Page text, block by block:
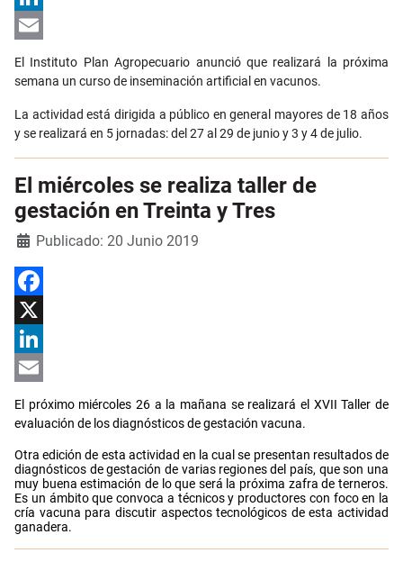
LinkedIn
Email
El Instituto Plan Agropecuario anunció que realizará la próxima
semana un curso de inseminación artificial en vacunos.
La actividad está dirigida a público en general mayores de 18 años
y se realizará en 5 jornadas: del 27 al 29 de junio y 3 y 4 de julio.
El miércoles se realiza taller de
gestación en Treinta y Tres
Detalles
Publicado: 20 Junio 2019
Facebook
X
LinkedIn
Email
El próximo miércoles 26 a la mañana se realizará el XVII Taller de
evaluación de los diagnósticos de gestación vacuna.
Otra edición de esta actividad en la cual se presentan resultados de
diagnósticos de gestación de varias regiones del país, que son una
muy buena estimación de lo que será la próxima zafra de terneros.
Es un ámbito que convoca a técnicos y productores con foco en la
cría vacuna para discutir aspectos tecnológicos de esta actividad
ganadera.